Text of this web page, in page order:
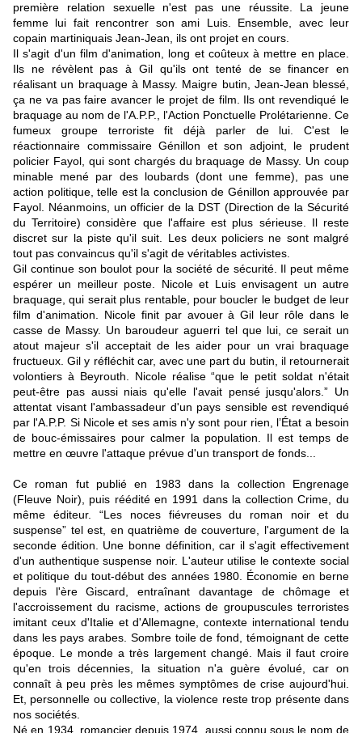
première relation sexuelle n'est pas une réussite. La jeune
femme lui fait rencontrer son ami Luis. Ensemble, avec leur
copain martiniquais Jean-Jean, ils ont projet en cours.
Il s'agit d'un film d'animation, long et coûteux à mettre en place.
Ils ne révèlent pas à Gil qu'ils ont tenté de se financer en
réalisant un braquage à Massy. Maigre butin, Jean-Jean blessé,
ça ne va pas faire avancer le projet de film. Ils ont revendiqué le
braquage au nom de l'A.P.P., l'Action Ponctuelle Prolétarienne. Ce
fumeux groupe terroriste fit déjà parler de lui. C'est le
réactionnaire commissaire Génillon et son adjoint, le prudent
policier Fayol, qui sont chargés du braquage de Massy. Un coup
minable mené par des loubards (dont une femme), pas une
action politique, telle est la conclusion de Génillon approuvée par
Fayol. Néanmoins, un officier de la DST (Direction de la Sécurité
du Territoire) considère que l'affaire est plus sérieuse. Il reste
discret sur la piste qu'il suit. Les deux policiers ne sont malgré
tout pas convaincus qu'il s'agit de véritables activistes.
Gil continue son boulot pour la société de sécurité. Il peut même
espérer un meilleur poste. Nicole et Luis envisagent un autre
braquage, qui serait plus rentable, pour boucler le budget de leur
film d'animation. Nicole finit par avouer à Gil leur rôle dans le
casse de Massy. Un baroudeur aguerri tel que lui, ce serait un
atout majeur s'il acceptait de les aider pour un vrai braquage
fructueux. Gil y réfléchit car, avec une part du butin, il retournerait
volontiers à Beyrouth. Nicole réalise “que le petit soldat n'était
peut-être pas aussi niais qu'elle l'avait pensé jusqu'alors.” Un
attentat visant l'ambassadeur d'un pays sensible est revendiqué
par l'A.P.P. Si Nicole et ses amis n'y sont pour rien, l’État a besoin
de bouc-émissaires pour calmer la population. Il est temps de
mettre en œuvre l'attaque prévue d'un transport de fonds...
Ce roman fut publié en 1983 dans la collection Engrenage
(Fleuve Noir), puis réédité en 1991 dans la collection Crime, du
même éditeur. “Les noces fiévreuses du roman noir et du
suspense” tel est, en quatrième de couverture, l'argument de la
seconde édition. Une bonne définition, car il s'agit effectivement
d'un authentique suspense noir. L'auteur utilise le contexte social
et politique du tout-début des années 1980. Économie en berne
depuis l'ère Giscard, entraînant davantage de chômage et
l'accroissement du racisme, actions de groupuscules terroristes
imitant ceux d'Italie et d'Allemagne, contexte international tendu
dans les pays arabes. Sombre toile de fond, témoignant de cette
époque. Le monde a très largement changé. Mais il faut croire
qu'en trois décennies, la situation n'a guère évolué, car on
connaît à peu près les mêmes symptômes de crise aujourd'hui.
Et, personnelle ou collective, la violence reste trop présente dans
nos sociétés.
Né en 1934, romancier depuis 1974, aussi connu sous le nom de